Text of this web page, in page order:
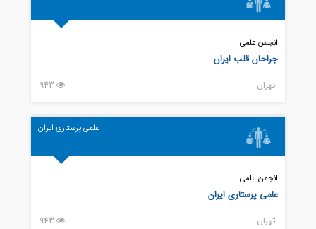
انجمن علمی
جراحان قلب ایران
تهران 943
علمی پرستاری ایران
انجمن علمی
علمی پرستاری ایران
تهران 943